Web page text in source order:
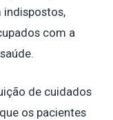
indispostos,
com a
de cuidados
os pacientes